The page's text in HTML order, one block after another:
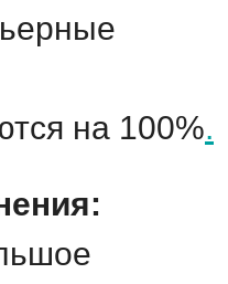
на 100%.